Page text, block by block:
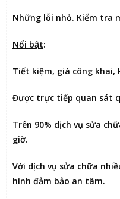
Những lỗi nhỏ. Kiểm tra
Nổi bật:
Tiết kiệm, giá công khai,
Được trực tiếp quan sát
Trên 90% dịch vụ sửa
giờ.
Với dịch vụ sửa chữa
hình đảm bảo an tâm.